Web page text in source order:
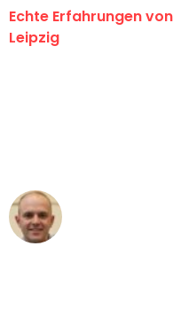
Echte Erfahrungen
Leipzig